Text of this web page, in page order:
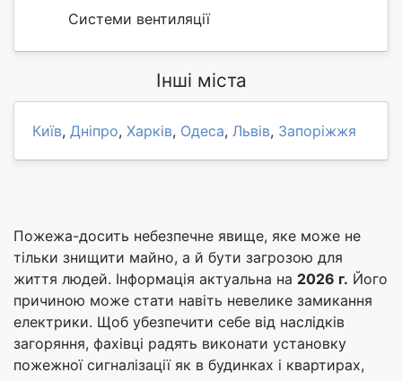
Системи вентиляції
Інші міста
Київ, Дніпро, Харків, Одеса, Львів, Запоріжжя
Пожежа-досить небезпечне явище, яке може не
тільки знищити майно, а й бути загрозою для
життя людей. Інформація актуальна на 2026 г. Його
причиною може стати навіть невелике замикання
електрики. Щоб убезпечити себе від наслідків
загоряння, фахівці радять виконати установку
пожежної сигналізації як в будинках і квартирах,